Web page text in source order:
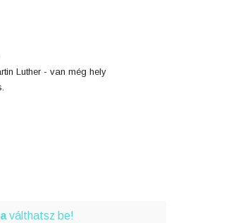
Luther - van még hely
válthatsz be!